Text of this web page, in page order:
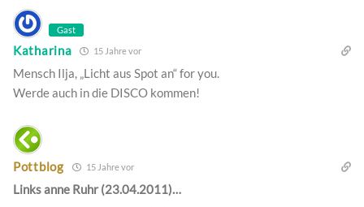
Gast
Katharina 15 Jahre vor
Mensch Ilja, „Licht aus Spot an“ for you.
Werde auch in die DISCO kommen!
Pottblog 15 Jahre vor
Links anne Ruhr (23.04.2011)…